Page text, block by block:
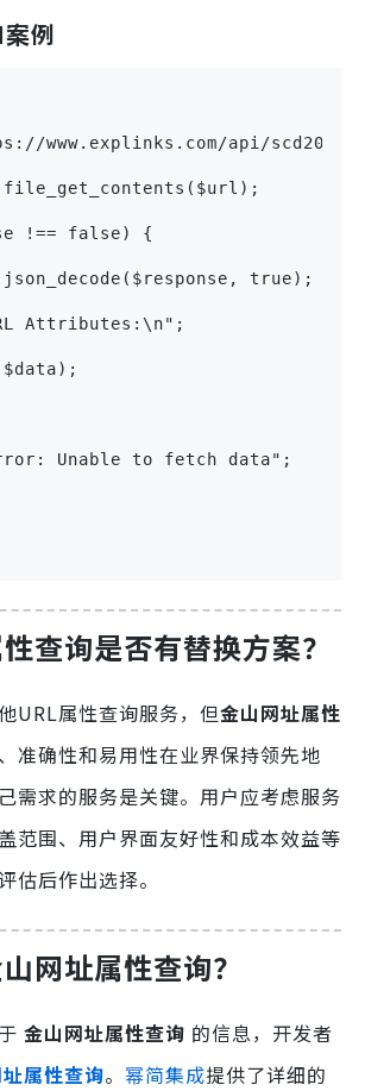
例
www.explinks.com/api/
file_get_contents($url);
!== false) {
true);
Attributes:\n";
Unable to fetch data";
查询是否有替换方案？
URL属性查询服务，但金山网址属性
准确性和易用性在业界保持领先地
需求的服务是关键。用户应考虑服务
范围、用户界面友好性和成本效益等
估后作出选择。
网址属性查询？
金山网址属性查询 的信息，开发者
属性查询。 幂简集成提供了详细的